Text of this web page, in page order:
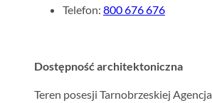
Telefon: 800 676 676
Dostępność architektoniczna
Teren posesji Tarnobrzeskiej